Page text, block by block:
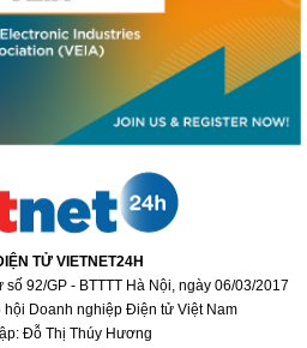
TỬ VIETNET24H
92/GP - BTTTT Hà Nội, ngày 06/03/2017
Doanh nghiệp Điện tử Việt Nam
Đỗ Thị Thúy Hương